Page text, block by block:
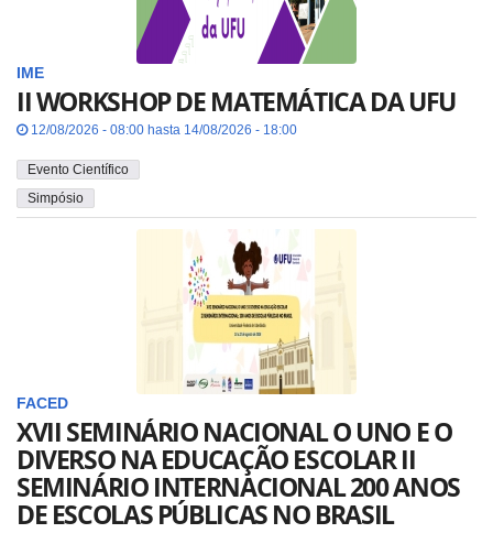
IME
II WORKSHOP DE MATEMÁTICA DA UFU
12/08/2026 - 08:00 hasta 14/08/2026 - 18:00
Evento Científico
Simpósio
FACED
XVII SEMINÁRIO NACIONAL O UNO E O
DIVERSO NA EDUCAÇÃO ESCOLAR II
SEMINÁRIO INTERNACIONAL 200 ANOS
DE ESCOLAS PÚBLICAS NO BRASIL